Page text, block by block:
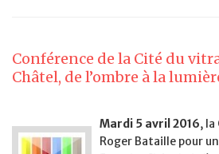
Conférence de la Cité du
Châtel, de l’ombre à la
Mardi 5 avril 2016,
Roger Bataille pour